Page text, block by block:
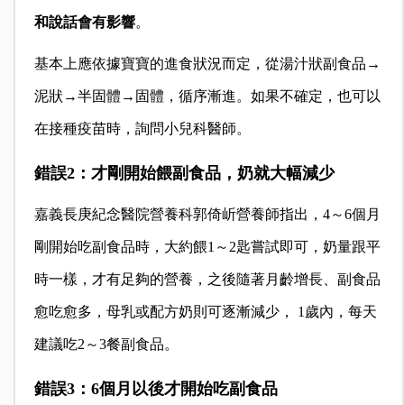
和說話會有影響。
基本上應依據寶寶的進食狀況而定，從湯汁狀副食品→
泥狀→半固體→固體，循序漸進。如果不確定，也可以
在接種疫苗時，詢問小兒科醫師。
錯誤2：才剛開始餵副食品，奶就大幅減少
嘉義長庚紀念醫院營養科郭倚岓營養師指出，4～6個月
剛開始吃副食品時，大約餵1～2匙嘗試即可，奶量跟平
時一樣，才有足夠的營養，之後隨著月齡增長、副食品
愈吃愈多，母乳或配方奶則可逐漸減少， 1歲內，每天
建議吃2～3餐副食品。
錯誤3：6個月以後才開始吃副食品